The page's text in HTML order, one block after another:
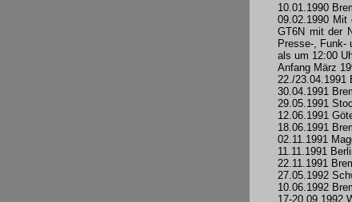
10.01.1990
09.02.1990 Mit
GT6N mit der
Presse-, Funk-
als um 12:00
Anfang März
22./23.04.1991
30.04.1991
29.05.1991
12.06.1991
18.06.1991
02.11.1991
11.11.1991
22.11.1991
27.05.1992
10.06.1992
17-20.09.1992